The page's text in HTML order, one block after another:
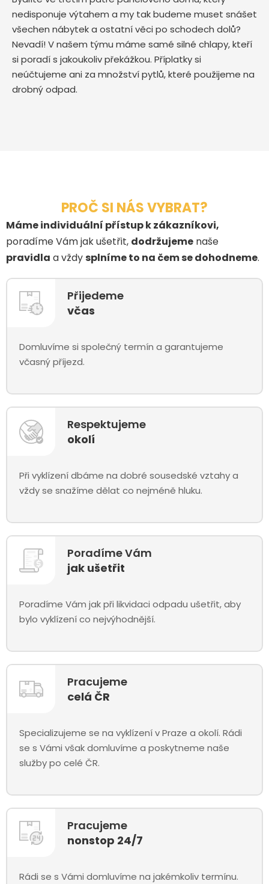
nedisponuje výtahem a my tak budeme muset snášet
všechen nábytek a ostatní věci po schodech dolů?
Nevadí! V našem týmu máme samé silné chlapy, kteří
si poradí s jakoukoliv překážkou. Příplatky si
neúčtujeme ani za množství pytlů, které použijeme na
drobný odpad.
PROČ SI NÁS VYBRAT?
Máme individuální přístup k zákazníkovi,
poradíme Vám jak ušetřit, dodržujeme naše
pravidla a vždy splníme to na čem se dohodneme.
Přijedeme
včas
Domluvíme si společný termín a garantujeme
včasný příjezd.
Respektujeme
okolí
Při vyklízení dbáme na dobré sousedské vztahy a
vždy se snažíme dělat co nejméně hluku.
Poradíme Vám
jak ušetřit
Poradíme Vám jak při likvidaci odpadu ušetřit, aby
bylo vyklízení co nejvýhodnější.
Pracujeme
celá ČR
Specializujeme se na vyklízení v Praze a okolí. Rádi
se s Vámi však domluvíme a poskytneme naše
služby po celé ČR.
Pracujeme
nonstop 24/7
Rádi se s Vámi domluvíme na jakémkoliv termínu.